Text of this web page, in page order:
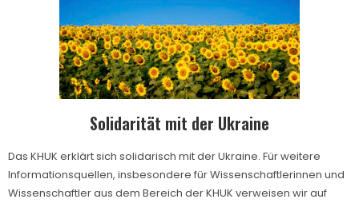
Solidarität mit der Ukraine
Das KHUK erklärt sich solidarisch mit der Ukraine. Für weitere
Informationsquellen, insbesondere für Wissenschaftlerinnen und
Wissenschaftler aus dem Bereich der KHUK verweisen wir auf